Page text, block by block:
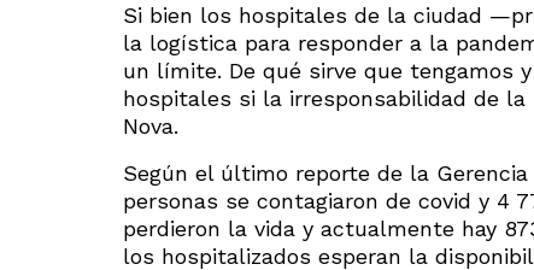
Si bien los hospitales de la ciudad
la logística para responder a la
un límite. De qué sirve que tengamos
hospitales si la irresponsabilidad de
Nova.
Según el último reporte de la
personas se contagiaron de covid y 4
perdieron la vida y actualmente hay
los hospitalizados esperan la